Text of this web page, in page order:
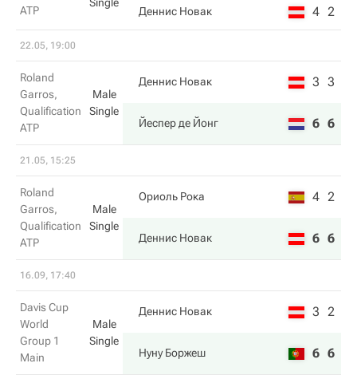
ATP
Деннис Новак 4 2
22.05, 19:00
Roland
Garros,
Qualification
ATP
Male
Single
Деннис Новак 3 3
Йеспер де Йонг 6 6
21.05, 15:25
Roland
Garros,
Qualification
ATP
Male
Single
Ориоль Рока 4 2
Деннис Новак 6 6
16.09, 17:40
Davis Cup
World
Group 1
Main
Male
Single
Деннис Новак 3 2
Нуну Боржеш 6 6